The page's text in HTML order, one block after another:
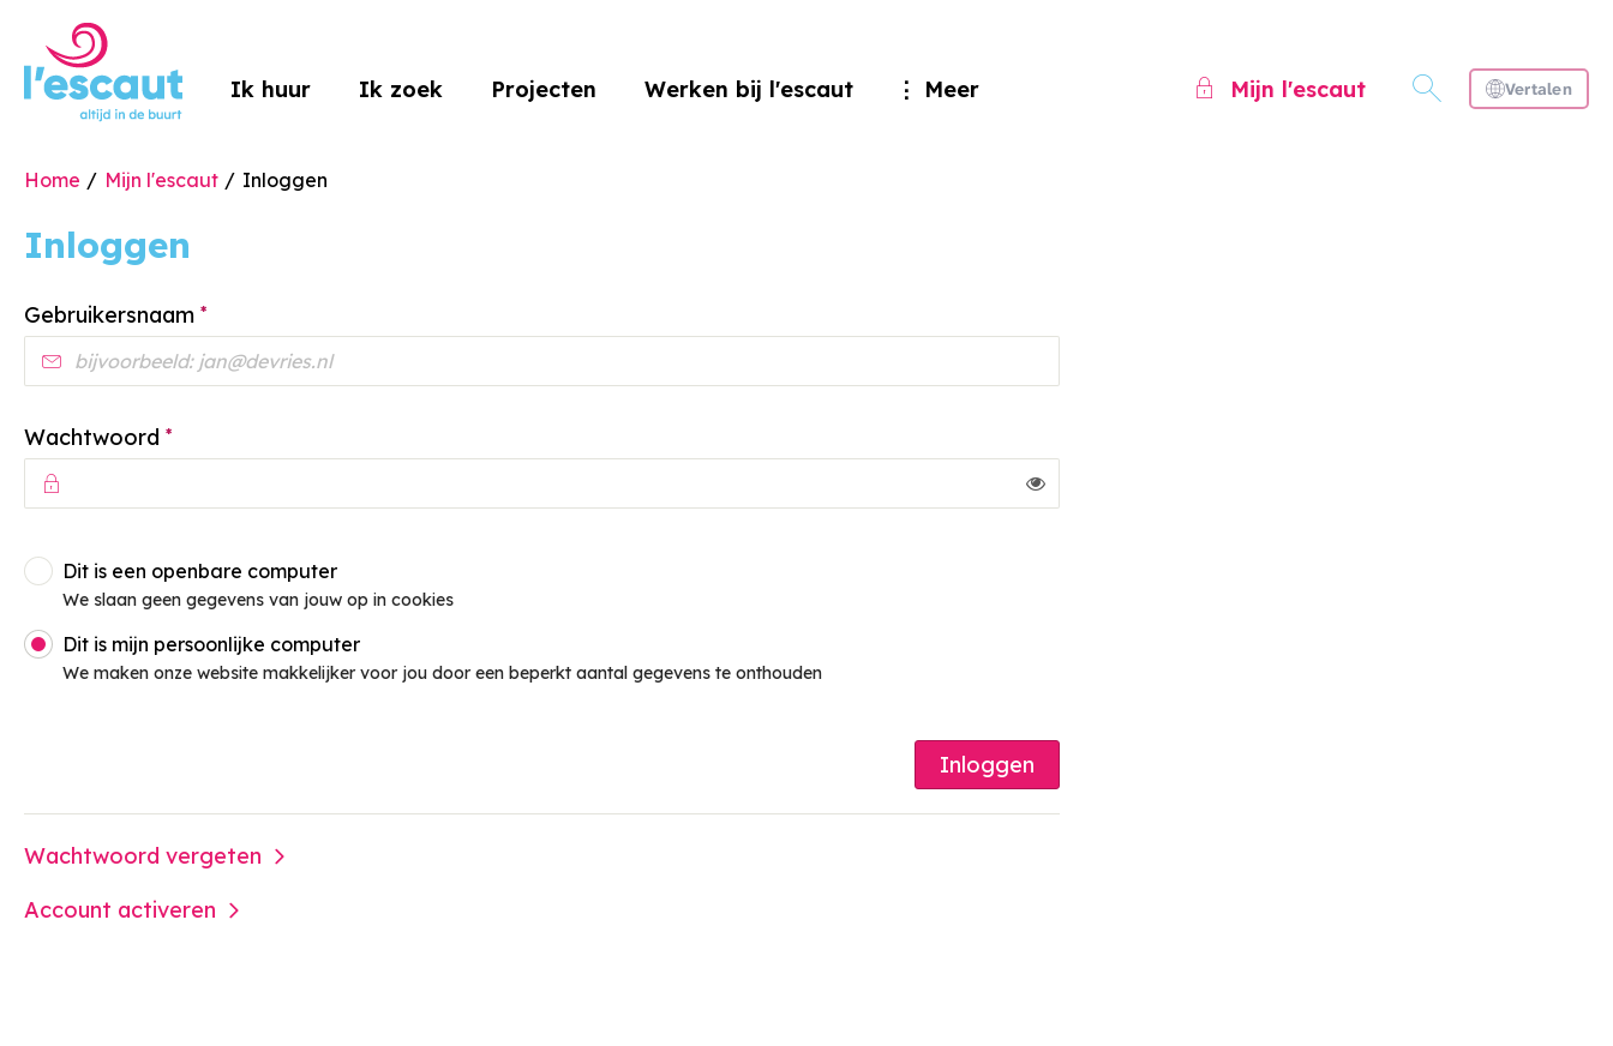
Naar hoofdinhoud
Naar hoofdnavigatiemenu
Naar zoeken
Naar de homepage
Ik huur Ik zoek Projecten Werken bij l'escaut Meer Mijn l'escaut Vertalen
Home Mijn l'escaut Inloggen
Inloggen
Gebruikersnaam *
Wachtwoord *
InloggenDit is een openbare computer
We slaan geen gegevens van jouw op in cookies
Dit is mijn persoonlijke computer
We maken onze website makkelijker voor jou door een beperkt aantal gegevens te onthouden
Inloggen
Wachtwoord vergeten
Account activeren